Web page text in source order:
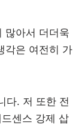
많아서 더더욱
각은 여전히 가
다. 저 또한 전
센스 강제 삽